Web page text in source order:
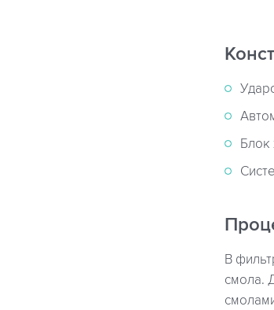
Блок
В
смола.